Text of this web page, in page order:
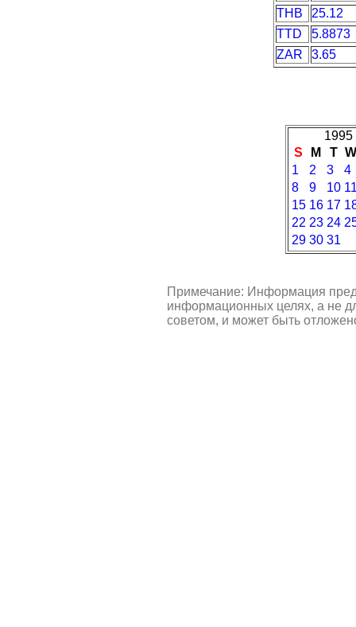
THB
25.12
TTD
5.8873
ZAR
3.65
1995
S
M T
1
2 3
4
8
9 10
15 16 17
22 23 24
29 30 31
Примечание: Информация
информационных целях, а не
советом, и может быть